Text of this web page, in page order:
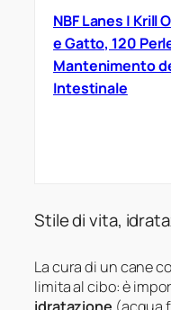
NBF Lanes | Krill
e Gatto, 120
Mantenimento
Intestinale
Stile di vita,
La cura di un cane
limita al cibo: è